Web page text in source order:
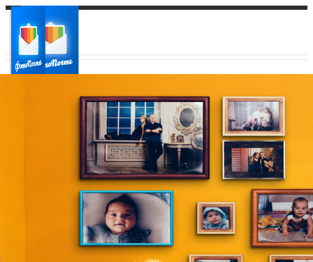
Ваш регион доставки
Выберите из списка: